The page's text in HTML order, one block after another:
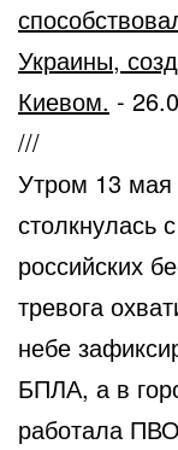
Украины,
Киевом. -
///
Утром 13 мая
столкнулась
российских
тревога
небе
БПЛА, а в
работала